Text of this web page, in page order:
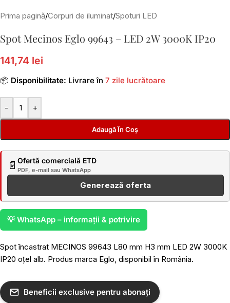
Prima pagină/Corpuri de iluminat/Spoturi LED
Spot Mecinos Eglo 99643 – LED 2W 3000K IP20
141,74 lei
📦 Disponibilitate: Livrare în 7 zile lucrătoare
- +
Adaugă În Coș
📄 Ofertă comercială ETD
PDF, e-mail sau WhatsApp
Generează oferta
💡 WhatsApp – informații & potrivire
Spot încastrat MECINOS 99643 L80 mm H3 mm LED 2W 3000K
IP20 oțel alb. Produs marca Eglo, disponibil în România.
Beneficii exclusive pentru abonați